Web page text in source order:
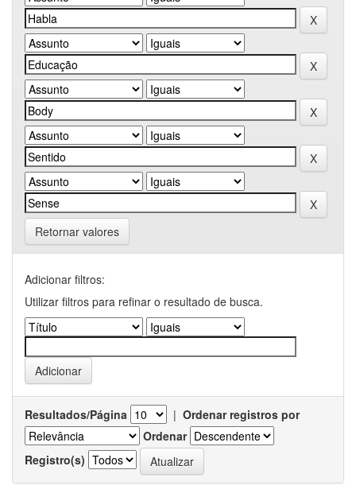
Retornar valores
Adicionar filtros:
Utilizar filtros para refinar o resultado de busca.
Resultados/Página | Ordenar registros por
Ordenar
Registro(s)